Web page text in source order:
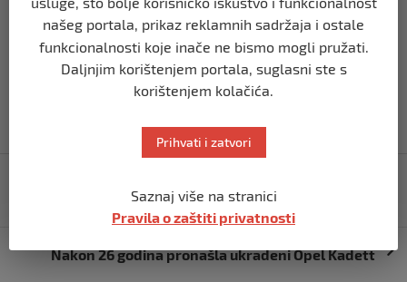
njemačkog javnog servisa ARD.
Izvor vijesti: haber.ba
Nakon 26 godina pronašla ukradeni Opel Kadett
našeg portala, prikaz reklamnih sadržaja i ostale
funkcionalnosti koje inače ne bismo mogli pružati.
Daljnjim korištenjem portala, suglasni ste s
korištenjem kolačića.
Prihvati i zatvori
Saznaj više na stranici
Pravila o zaštiti privatnosti